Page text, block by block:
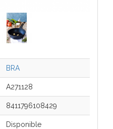
BRA
A271128
8411796108429
Disponible